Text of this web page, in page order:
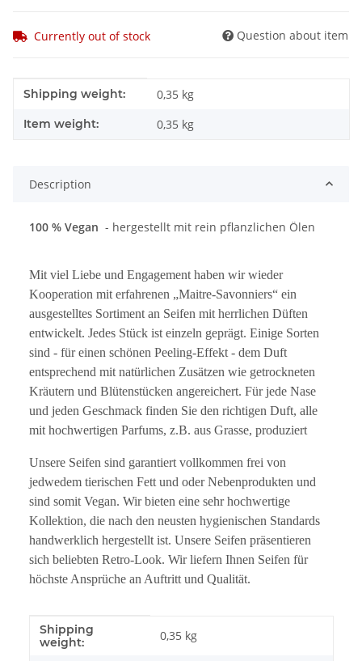
Currently out of stock Question about item
Item information
Value
Shipping weight: 0,35 kg
Item weight: 0,35 kg
Description
100 % Vegan - hergestellt mit rein pflanzlichen Ölen
Mit viel Liebe und Engagement haben wir wieder
Kooperation mit erfahrenen „Maitre-Savonniers“ ein
ausgestelltes Sortiment an Seifen mit herrlichen Düften
entwickelt. Jedes Stück ist einzeln geprägt. Einige Sorten
sind - für einen schönen Peeling-Effekt - dem Duft
entsprechend mit natürlichen Zusätzen wie getrockneten
Kräutern und Blütenstücken angereichert. Für jede Nase
und jeden Geschmack finden Sie den richtigen Duft, alle
mit hochwertigen Parfums, z.B. aus Grasse, produziert
Unsere Seifen sind garantiert vollkommen frei von
jedwedem tierischen Fett und oder Nebenprodukten und
sind somit Vegan. Wir bieten eine sehr hochwertige
Kollektion, die nach den neusten hygienischen Standards
handwerklich hergestellt ist. Unsere Seifen präsentieren
sich beliebten Retro-Look. Wir liefern Ihnen Seifen für
höchste Ansprüche an Auftritt und Qualität.
Item information
Value
Shipping
weight:
0,35 kg